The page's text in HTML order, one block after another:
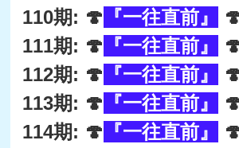
110期: 🍄 『一往直前』
111期: 🍄 『一往直前』
112期: 🍄 『一往直前』
113期: 🍄 『一往直前』
114期: 🍄 『一往直前』